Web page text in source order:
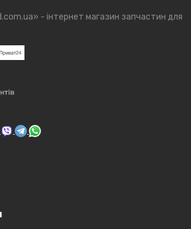
- інтернет магазин запчастин для